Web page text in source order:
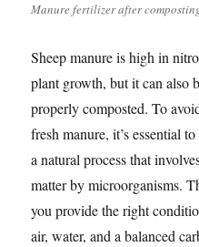
Manure fertilizer after
Sheep manure is high in
plant growth, but it can also
properly composted. To
fresh manure, it’s essential
a natural process that
matter by microorganisms.
you provide the right
air, water, and a balanced